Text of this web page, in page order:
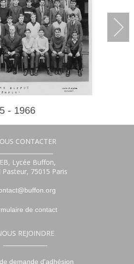
- 1966
CONTACTER
Lycée Buffon,
Pasteur, 75015 Paris
de contact
REJOINDRE
demande d'adhésion